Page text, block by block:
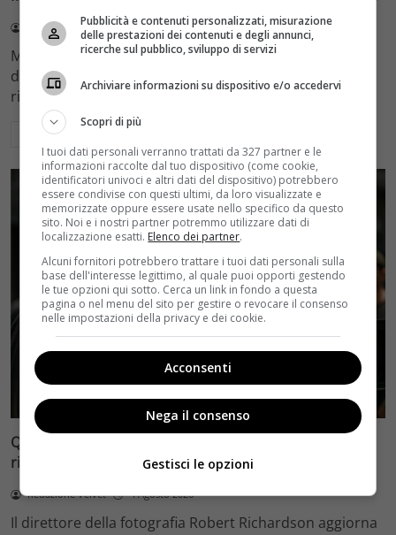
Redazione Velvet 4 Agosto 2026
Mediaset sceglie di mantenere Gerry Scotti e La Ruota
della Fortuna nell'access prime time estivo di Canale 5,
rinviando a dicembre il debutto di Enrico Pa
Leggi di più
Quentin Tarantino e il decimo film: Robert Richardson
rivela riprese forse nel 2027 e l’addio a The Movie Critic
Redazione Velvet 4 Agosto 2026
Il direttore della fotografia Robert Richardson aggiorna
Pubblicità e contenuti personalizzati, misurazione
delle prestazioni dei contenuti e degli annunci,
ricerche sul pubblico, sviluppo di servizi
Archiviare informazioni su dispositivo e/o accedervi
Scopri di più
I tuoi dati personali verranno trattati da 327 partner e le
informazioni raccolte dal tuo dispositivo (come cookie,
identificatori univoci e altri dati del dispositivo) potrebbero
essere condivise con questi ultimi, da loro visualizzate e
memorizzate oppure essere usate nello specifico da questo
sito. Noi e i nostri partner potremmo utilizzare dati di
localizzazione esatti. Elenco dei partner.
Alcuni fornitori potrebbero trattare i tuoi dati personali sulla
base dell'interesse legittimo, al quale puoi opporti gestendo
le tue opzioni qui sotto. Cerca un link in fondo a questa
pagina o nel menu del sito per gestire o revocare il consenso
nelle impostazioni della privacy e dei cookie.
Acconsenti
Nega il consenso
Gestisci le opzioni